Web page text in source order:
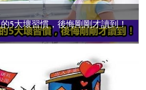
5大壞習慣，後悔剛剛才讀到！